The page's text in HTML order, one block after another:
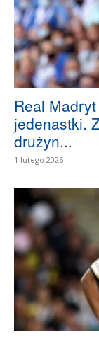
Real
jedenastki.
drużyn...
1 lutego 2026